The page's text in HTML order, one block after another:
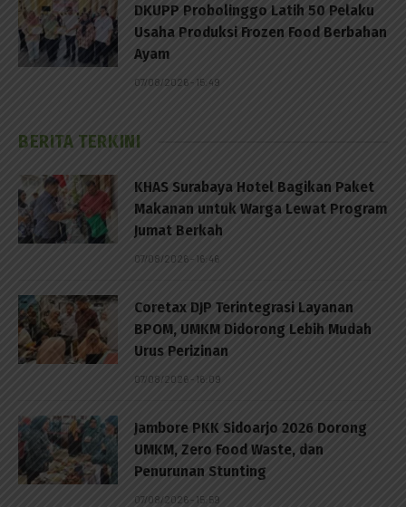
DKUPP Probolinggo Latih 50 Pelaku
Usaha Produksi Frozen Food Berbahan
Ayam
07/08/2026 - 15:49
BERITA TERKINI
KHAS Surabaya Hotel Bagikan Paket
Makanan untuk Warga Lewat Program
Jumat Berkah
07/08/2026 - 16:46
Coretax DJP Terintegrasi Layanan
BPOM, UMKM Didorong Lebih Mudah
Urus Perizinan
07/08/2026 - 16:09
Jambore PKK Sidoarjo 2026 Dorong
UMKM, Zero Food Waste, dan
Penurunan Stunting
07/08/2026 - 15:59